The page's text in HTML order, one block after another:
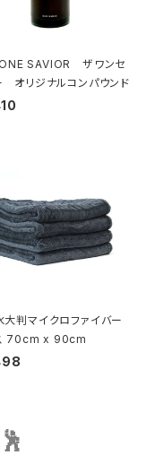
SAVIOR ザワンセ
オリジナルコンパウンド
大判マイクロファイバー
70cm x 90cm